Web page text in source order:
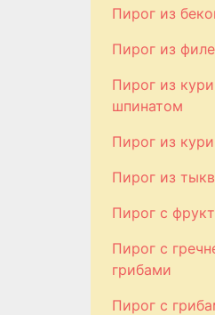
Пирог из
Пирог из
Пирог из
шпинатом
Пирог из
Пирог из
Пирог с
Пирог с
грибами
Пирог с